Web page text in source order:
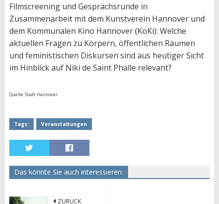
Filmscreening und Gesprächsrunde in
Zusammenarbeit mit dem Kunstverein Hannover und
dem Kommunalen Kino Hannover (KoKi): Welche
aktuellen Fragen zu Körpern, öffentlichen Räumen
und feministischen Diskursen sind aus heutiger Sicht
im Hinblick auf Niki de Saint Phalle relevant?
Quelle: Stadt Hannover
Tags: Veranstaltungen
Das könnte Sie auch interessieren:
ZURÜCK